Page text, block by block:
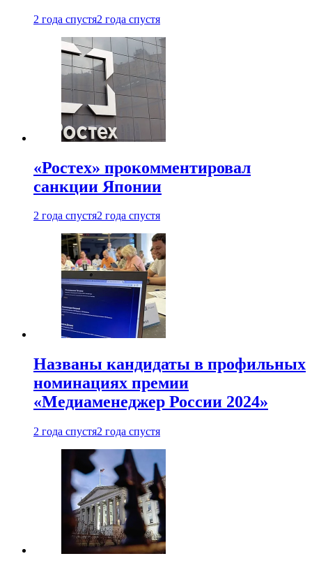
2 года спустя2 года спустя
«Ростех» прокомментировал
санкции Японии
2 года спустя2 года спустя
Названы кандидаты в профильных
номинациях премии
«Медиаменеджер России 2024»
2 года спустя2 года спустя